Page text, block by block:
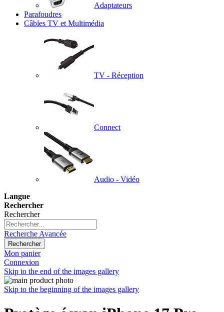
Adaptateurs
Parafoudres
Câbles TV et Multimédia
TV - Réception
Connect
Audio - Vidéo
Langue
Rechercher
Rechercher
Recherche Avancée
Rechercher
Mon panier
Connexion
Skip to the end of the images gallery
Skip to the beginning of the images gallery